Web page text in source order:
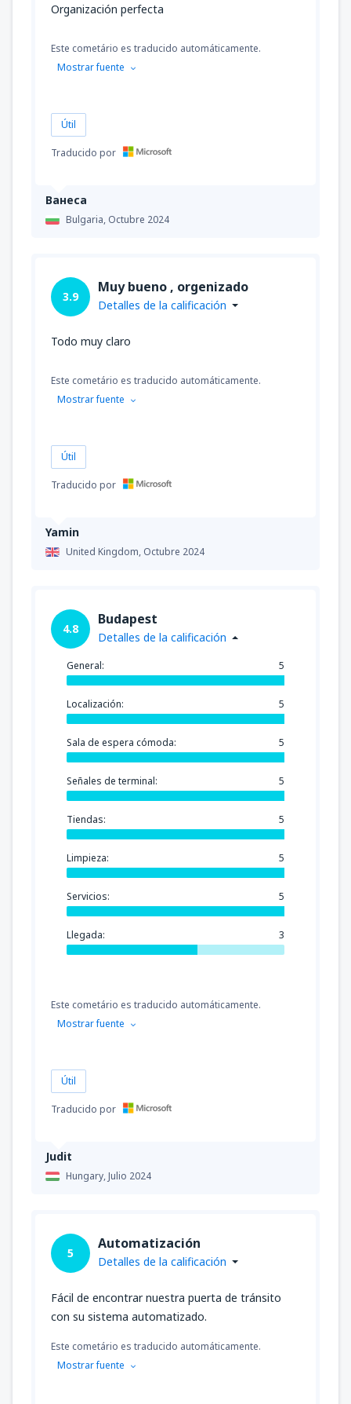
Ванеса
Bulgaria, Octubre 2024
Organización perfecta
Este cometário es traducido automáticamente.
Mostrar fuente
Útil
Traducido por
Yamin
United Kingdom, Octubre 2024
3.9
Muy bueno , orgenizado
Detalles de la calificación
Todo muy claro
Este cometário es traducido automáticamente.
Mostrar fuente
Útil
Traducido por
Judit
Hungary,Julio 2024
4.8
Budapest
Detalles de la calificación
General: 5
Localización: 5
Sala de espera cómoda: 5
Señales de terminal: 5
Tiendas: 5
Limpieza: 5
Servicios: 5
Llegada: 3
Este cometário es traducido automáticamente.
Mostrar fuente
Útil
Traducido por
5
Automatización
Detalles de la calificación
Fácil de encontrar nuestra puerta de tránsito
con su sistema automatizado.
Este cometário es traducido automáticamente.
Mostrar fuente